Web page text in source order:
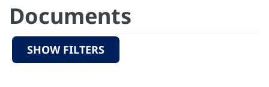
Documents
SHOW FILTERS